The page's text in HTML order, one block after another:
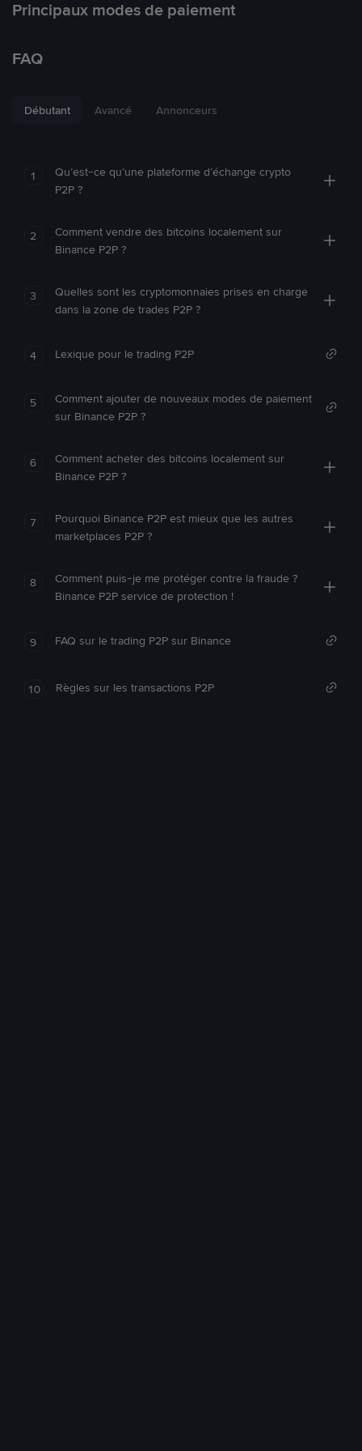
Principaux modes de paiement
FAQ
Débutant Avancé Annonceurs
1
Qu’est-ce qu’une plateforme d’échange crypto
P2P ?
2
Comment vendre des bitcoins localement sur
Binance P2P ?
3
Quelles sont les cryptomonnaies prises en charge
dans la zone de trades P2P ?
4 Lexique pour le trading P2P
5
Comment ajouter de nouveaux modes de paiement
sur Binance P2P ?
6
Comment acheter des bitcoins localement sur
Binance P2P ?
7
Pourquoi Binance P2P est mieux que les autres
marketplaces P2P ?
8
Comment puis-je me protéger contre la fraude ?
Binance P2P service de protection !
9 FAQ sur le trading P2P sur Binance
10 Règles sur les transactions P2P